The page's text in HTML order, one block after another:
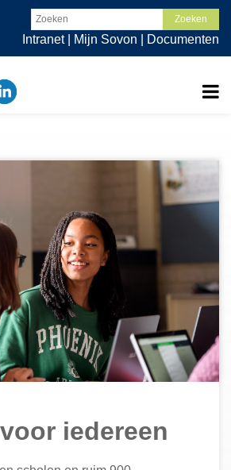
Intranet Mijn Sovon Documenten
Organisatie
Werken bij
Scholen
Contact
iedereen